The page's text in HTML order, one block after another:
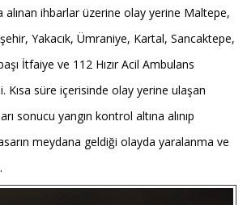
alınan ihbarlar üzerine olay yerine Maltepe,
Yakacık, Ümraniye, Kartal, Sancaktepe,
İtfaiye ve 112 Hızır Acil Ambulans
Kısa süre içerisinde olay yerine ulaşan
sonucu yangın kontrol altına alınıp
meydana geldiği olayda yaralanma ve